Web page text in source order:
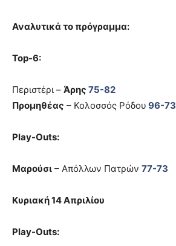
Αναλυτικά το πρόγραμμα:
Τοp-6:
Περιστέρι – Άρης 75-82
Προμηθέας – Κολοσσός Ρόδου 96-73
Play-Outs:
Mαρούσι – Απόλλων Πατρών 77-73
Κυριακή 14 Απριλίου
Play-Outs: